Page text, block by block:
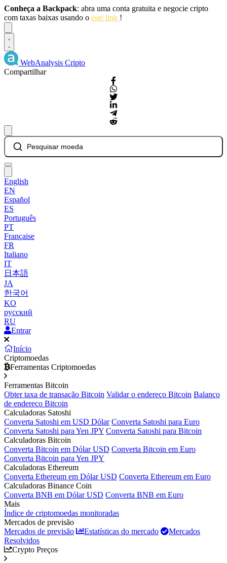
Conheça a Backpack: abra uma conta gratuita e negocie cripto
com taxas baixas usando o este link !
WebAnalysis Cripto
Compartilhar
Pesquisar moeda
English
EN
Español
ES
Português
PT
Française
FR
Italiano
IT
日本語
JA
한국어
KO
русский
RU
Entrar
Início
Criptomoedas
Ferramentas Criptomoedas
Ferramentas Bitcoin
Obter taxa de transação Bitcoin Validar o endereço Bitcoin Balanço
de endereço Bitcoin
Calculadoras Satoshi
Converta Satoshi em USD Dólar Converta Satoshi para Euro
Converta Satoshi para Yen JPY Converta Satoshi para Bitcoin
Calculadoras Bitcoin
Converta Bitcoin em Dólar USD Converta Bitcoin em Euro
Converta Bitcoin para Yen JPY
Calculadoras Ethereum
Converta Ethereum em Dólar USD Converta Ethereum em Euro
Calculadoras Binance Coin
Converta BNB em Dólar USD Converta BNB em Euro
Mais
Índice de criptomoedas monitoradas
Mercados de previsão
Mercados de previsão
Estatísticas do mercado
Mercados
Resolvidos
Crypto Preços